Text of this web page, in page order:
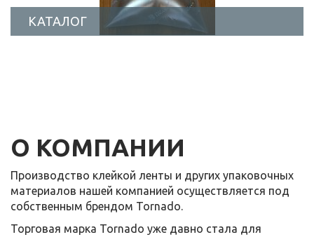
КАТАЛОГ
О КОМПАНИИ
Производство клейкой ленты и других упаковочных
материалов нашей компанией осуществляется под
собственным брендом Tornado.
Торговая марка Tornado уже давно стала для